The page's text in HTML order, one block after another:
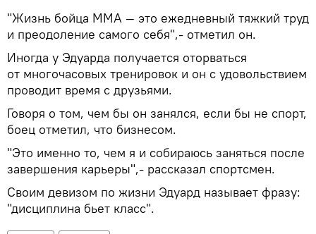
"Жизнь бойца MMA — это ежедневный тяжкий труд
и преодоление самого себя",- отметил он.
Иногда у Эдуарда получается оторваться
от многочасовых тренировок и он с удовольствием
проводит время с друзьями.
Говоря о том, чем бы он занялся, если бы не спорт,
боец отметил, что бизнесом.
"Это именно то, чем я и собираюсь заняться после
завершения карьеры",- рассказал спортсмен.
Своим девизом по жизни Эдуард называет фразу:
"дисциплина бьет класс".